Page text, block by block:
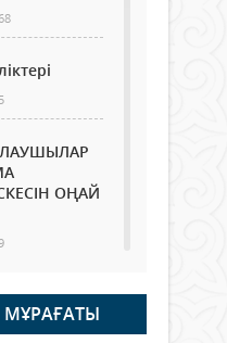
ОҢАЙ
облысы
20
МҰРАҒАТЫ